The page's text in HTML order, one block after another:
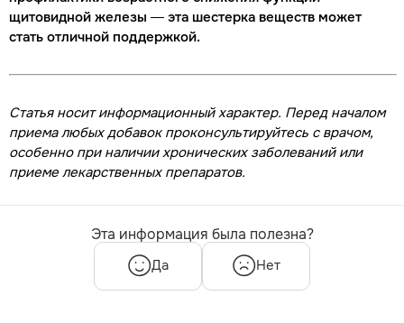
щитовидной железы — эта шестерка веществ может
стать отличной поддержкой.
Статья носит информационный характер. Перед началом
приема любых добавок проконсультируйтесь с врачом,
особенно при наличии хронических заболеваний или
приеме лекарственных препаратов.
Эта информация была полезна?
Да Нет